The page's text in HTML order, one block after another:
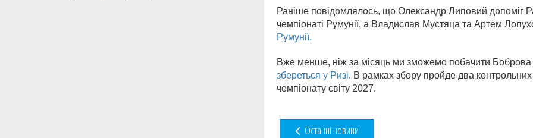
Раніше повідомлялось, що Олександр Липовий допоміг
чемпіонаті Румунії, а Владислав Мустяца та Артем
Румунії.
Вже менше, ніж за місяць ми зможемо побачити Боброва
збереться у Ризі. В рамках збору пройде два контрольних
чемпіонату світу 2027.
Останні новини